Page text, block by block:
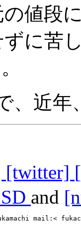
値段
に苦
、近
[twitter]
and